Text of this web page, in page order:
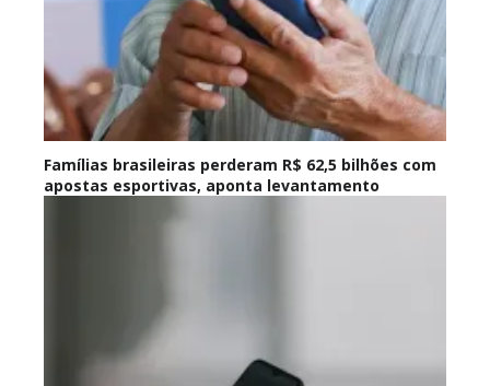
Famílias brasileiras perderam R$ 62,5 bilhões com
apostas esportivas, aponta levantamento